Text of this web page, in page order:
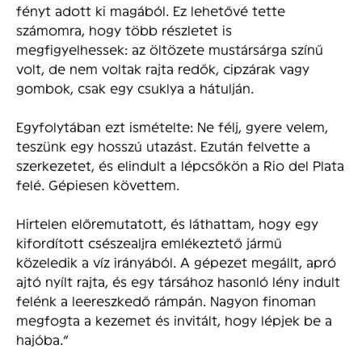
fényt adott ki magából. Ez lehetővé tette
számomra, hogy több részletet is
megfigyelhessek: az öltözete mustársárga színű
volt, de nem voltak rajta redők, cipzárak vagy
gombok, csak egy csuklya a hátulján.
Egyfolytában ezt ismételte: Ne félj, gyere velem,
teszünk egy hosszú utazást. Ezután felvette a
szerkezetet, és elindult a lépcsőkön a Rio del Plata
felé. Gépiesen követtem.
Hirtelen előremutatott, és láthattam, hogy egy
kifordított csészealjra emlékeztető jármű
közeledik a víz irányából. A gépezet megállt, apró
ajtó nyílt rajta, és egy társához hasonló lény indult
felénk a leereszkedő rámpán. Nagyon finoman
megfogta a kezemet és invitált, hogy lépjek be a
hajóba.”